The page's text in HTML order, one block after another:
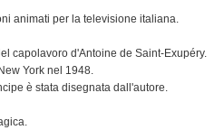
animati per la televisione italiana.
capolavoro d'Antoine de Saint-Exupéry.
York nel 1948.
è stata disegnata dall'autore.